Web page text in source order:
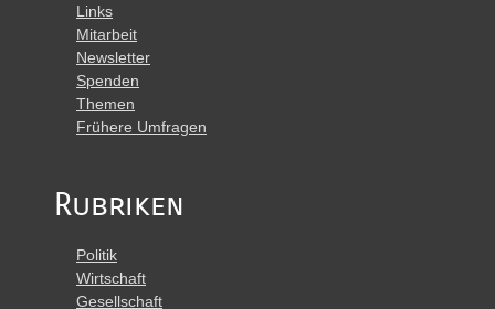
Links
Mitarbeit
Newsletter
Spenden
Themen
Frühere Umfragen
Rubriken
Politik
Wirtschaft
Gesellschaft